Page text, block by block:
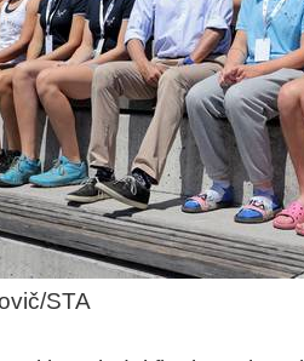
STA